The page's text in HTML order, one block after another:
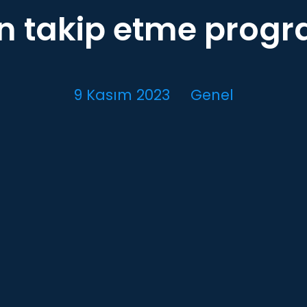
takip etme
9 Kasım 2023 Genel